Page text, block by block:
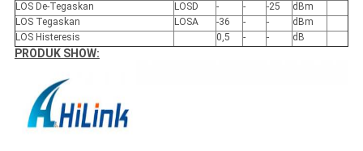
LOS De-Tegaskan
LOSD - - -25
dBm
LOS Tegaskan
LOSA -36 - -
dBm
LOS Histeresis
0,5 - - dB
PRODUK SHOW: